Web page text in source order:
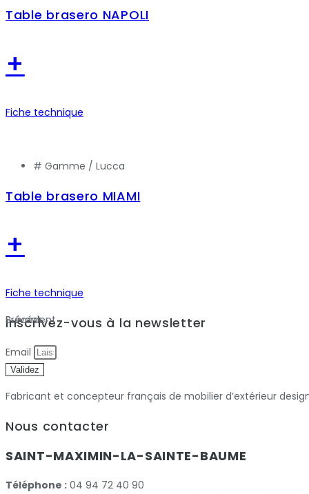
Table brasero NAPOLI
+
Fiche technique
# Gamme / Lucca
Table brasero MIAMI
+
Fiche technique
Précédent
Suivant
Inscrivez-vous à la newsletter
Email
Validez
Fabricant et concepteur français de mobilier d’extérieur
Nous contacter
SAINT-MAXIMIN-LA-SAINTE-BAUME
Téléphone : 04 94 72 40 90